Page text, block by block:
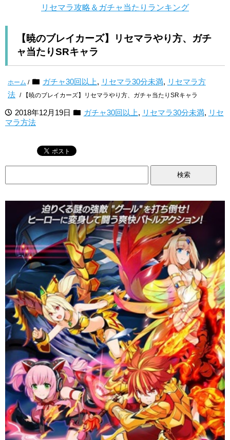
リセマラ攻略＆ガチャ当たりランキング
【暁のブレイカーズ】リセマラやり方、ガチ
ャ当たりSRキャラ
ホーム / ガチャ30回以上, リセマラ30分未満, リセマラ方
法 / 【暁のブレイカーズ】リセマラやり方、ガチャ当たりSRキャラ
2018年12月19日 ガチャ30回以上, リセマラ30分未満, リセ
マラ方法